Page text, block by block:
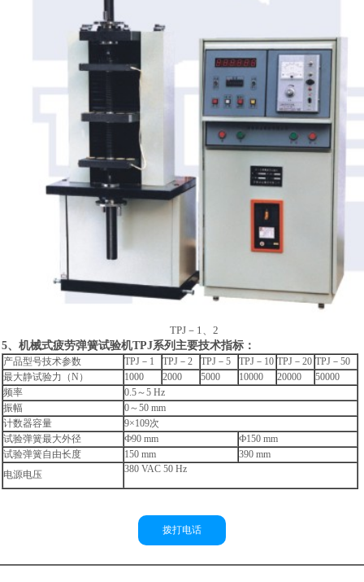
TPJ－1、2
5、机械式疲劳弹簧试验机TPJ系列主要技术指标：
产品型号技术参数 TPJ－1 TPJ－2 TPJ－5 TPJ－10 TPJ－20 TPJ－50
最大静试验力（N）
1000 2000 5000 10000 20000
50000
频率
0.5～5 Hz
振幅
0～50 mm
计数器容量
9×109次
试验弹簧最大外径
Ф90 mm
Ф150 mm
试验弹簧自由长度
150 mm
390 mm
电源电压
380 VAC 50 Hz
拨打电话